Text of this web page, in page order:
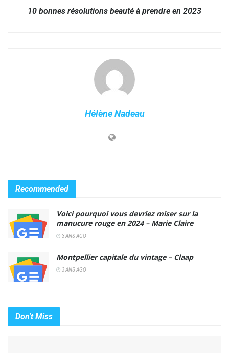
10 bonnes résolutions beauté à prendre en 2023
Hélène Nadeau
Recommended
Voici pourquoi vous devriez miser sur la
manucure rouge en 2024 – Marie Claire
3 ANS AGO
Montpellier capitale du vintage – Claap
3 ANS AGO
Don't Miss